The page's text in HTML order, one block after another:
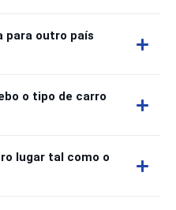
para outro país
o tipo de carro
lugar tal como o